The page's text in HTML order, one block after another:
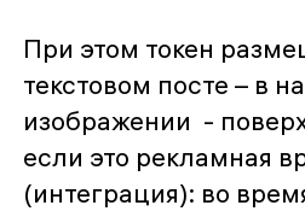
При этом токен
текстовом посте – в
изображении -
если это рекламная
(интеграция): во